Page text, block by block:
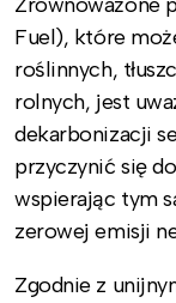
Zrównoważone
Fuel), które
roślinnych,
rolnych, jest
dekarbonizacji
przyczynić się
wspierając tym
zerowej emisji
Zgodnie z